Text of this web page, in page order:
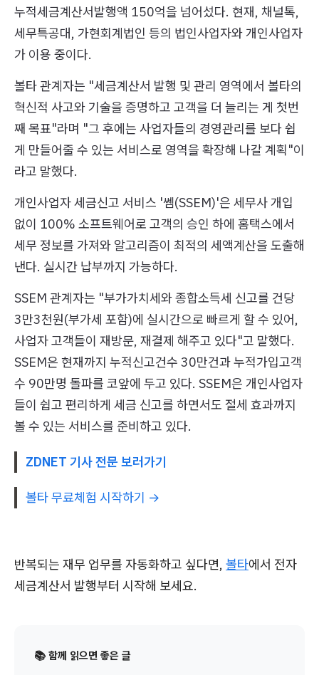
누적세금계산서발행액 150억을 넘어섰다. 현재, 채널톡,
세무특공대, 가현회계법인 등의 법인사업자와 개인사업자
가 이용 중이다.
볼타 관계자는 "세금계산서 발행 및 관리 영역에서 볼타의
혁신적 사고와 기술을 증명하고 고객을 더 늘리는 게 첫번
째 목표"라며 "그 후에는 사업자들의 경영관리를 보다 쉽
게 만들어줄 수 있는 서비스로 영역을 확장해 나갈 계획"이
라고 말했다.
개인사업자 세금신고 서비스 '쎔(SSEM)'은 세무사 개입
없이 100% 소프트웨어로 고객의 승인 하에 홈택스에서
세무 정보를 가져와 알고리즘이 최적의 세액계산을 도출해
낸다. 실시간 납부까지 가능하다.
SSEM 관계자는 "부가가치세와 종합소득세 신고를 건당
3만3천원(부가세 포함)에 실시간으로 빠르게 할 수 있어,
사업자 고객들이 재방문, 재결제 해주고 있다"고 말했다.
SSEM은 현재까지 누적신고건수 30만건과 누적가입고객
수 90만명 돌파를 코앞에 두고 있다. SSEM은 개인사업자
들이 쉽고 편리하게 세금 신고를 하면서도 절세 효과까지
볼 수 있는 서비스를 준비하고 있다.
ZDNET 기사 전문 보러가기
볼타 무료체험 시작하기 →
반복되는 재무 업무를 자동화하고 싶다면, 볼타에서 전자
세금계산서 발행부터 시작해 보세요.
📚 함께 읽으면 좋은 글